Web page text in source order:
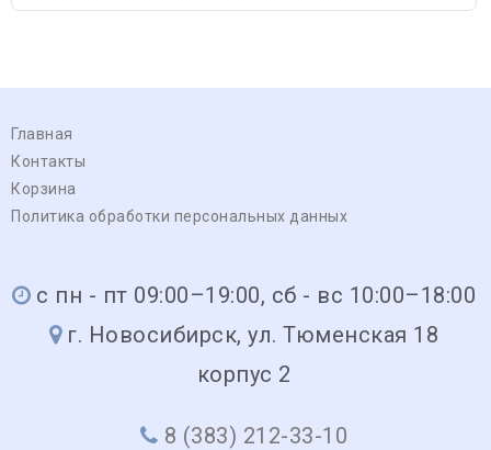
Главная
Контакты
Корзина
Политика обработки персональных данных
с пн - пт 09:00–19:00, сб - вс 10:00–18:00
г. Новосибирск, ул. Тюменская 18
корпус 2
8 (383) 212-33-10